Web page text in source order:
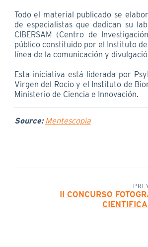
Todo el material publicado se
de especialistas que dedican su
CIBERSAM (Centro de
público constituido por el Instituto
línea de la comunicación y
Esta iniciativa está liderada por
Virgen del Rocio y el Instituto de
Ministerio de Ciencia e Innovación.
Source: Mentescopia
II CONCURSO